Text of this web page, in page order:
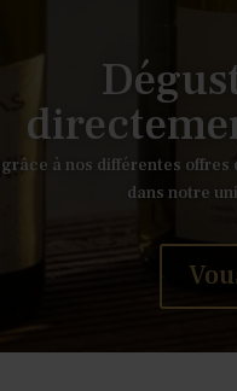
grâce à nos différentes
dans notre